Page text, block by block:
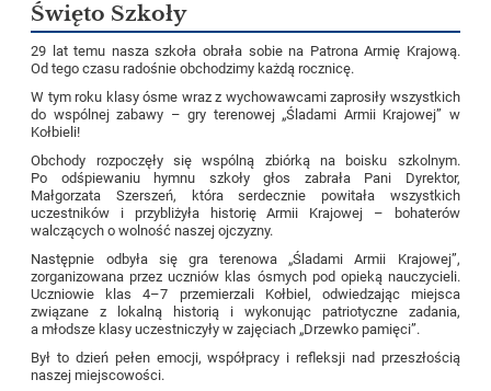
Święto Szkoły
29 lat temu nasza szkoła obrała sobie na Patrona Armię Krajową.
Od tego czasu radośnie obchodzimy każdą rocznicę.
W tym roku klasy ósme wraz z wychowawcami zaprosiły wszystkich
do wspólnej zabawy – gry terenowej „Śladami Armii Krajowej” w
Kołbieli!
Obchody rozpoczęły się wspólną zbiórką na boisku szkolnym.
Po odśpiewaniu hymnu szkoły głos zabrała Pani Dyrektor,
Małgorzata Szerszeń, która serdecznie powitała wszystkich
uczestników i przybliżyła historię Armii Krajowej – bohaterów
walczących o wolność naszej ojczyzny.
Następnie odbyła się gra terenowa „Śladami Armii Krajowej”,
zorganizowana przez uczniów klas ósmych pod opieką nauczycieli.
Uczniowie klas 4–7 przemierzali Kołbiel, odwiedzając miejsca
związane z lokalną historią i wykonując patriotyczne zadania,
a młodsze klasy uczestniczyły w zajęciach „Drzewko pamięci”.
Był to dzień pełen emocji, współpracy i refleksji nad przeszłością
naszej miejscowości.